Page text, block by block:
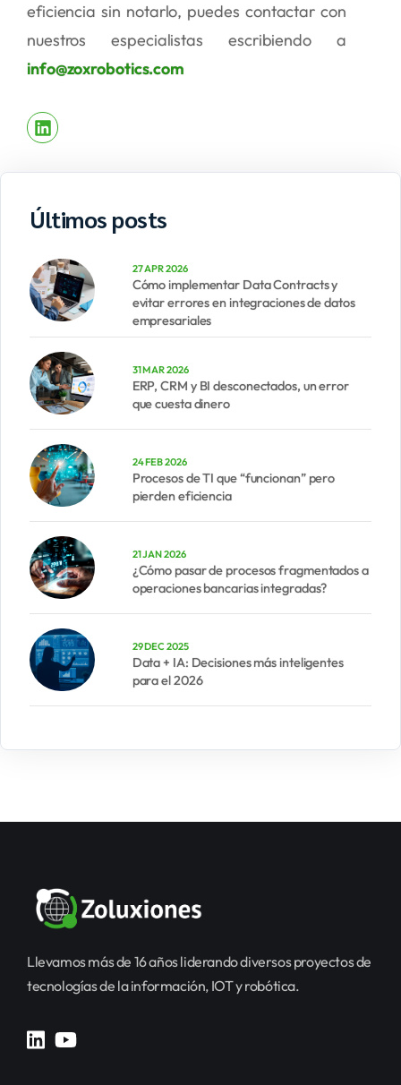
eficiencia sin notarlo, puedes contactar con
nuestros especialistas escribiendo a
info@zoxrobotics.com
Últimos posts
27 APR 2026
Cómo implementar Data Contracts y
evitar errores en integraciones de datos
empresariales
31 MAR 2026
ERP, CRM y BI desconectados, un error
que cuesta dinero
24 FEB 2026
Procesos de TI que “funcionan” pero
pierden eficiencia
21 JAN 2026
¿Cómo pasar de procesos fragmentados a
operaciones bancarias integradas?
29 DEC 2025
Data + IA: Decisiones más inteligentes
para el 2026
Llevamos más de 16 años liderando diversos proyectos de
tecnologías de la información, IOT y robótica.